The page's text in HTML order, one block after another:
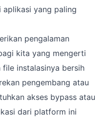
aplikasi yang paling
pengalaman
kita yang mengerti
instalasinya bersih
pengembang atau
akses bypass atau
dari platform ini